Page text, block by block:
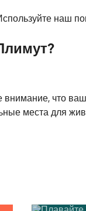
наш
что
места для